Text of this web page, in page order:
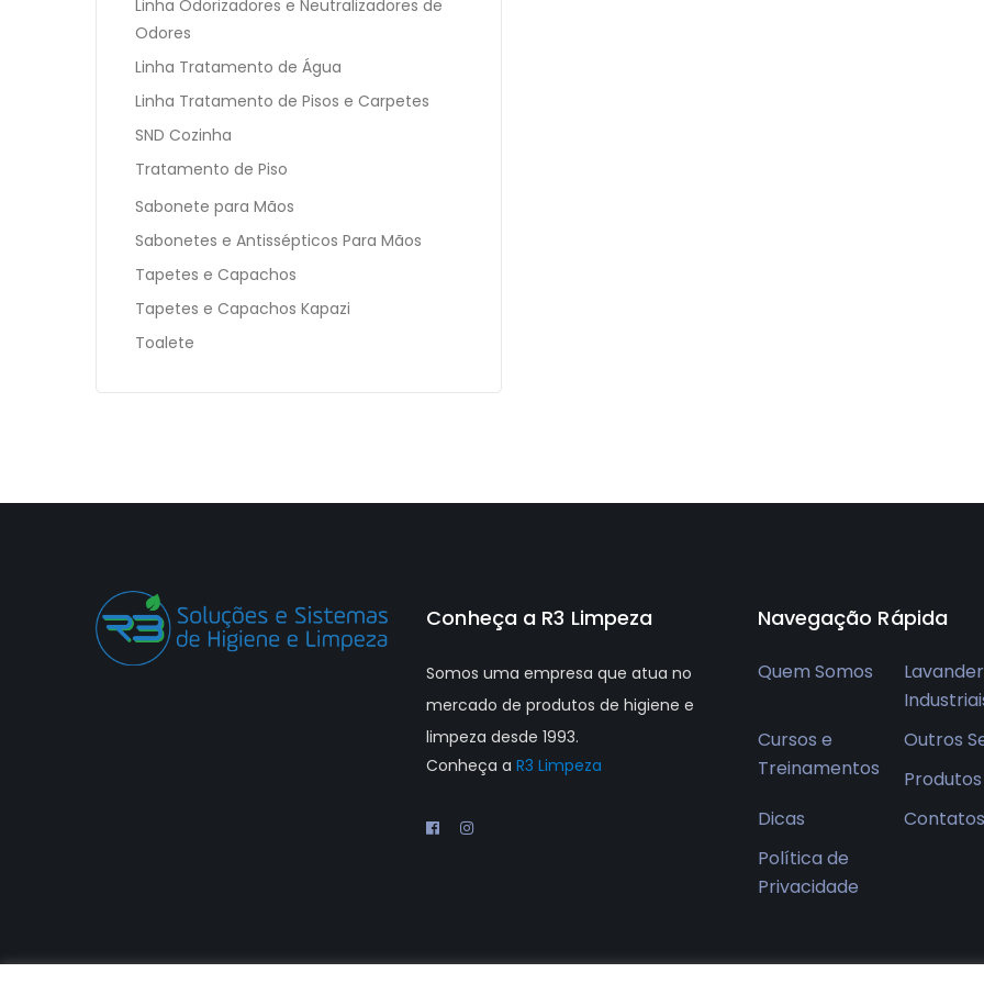
Linha Odorizadores e Neutralizadores de
Odores
Linha Tratamento de Água
Linha Tratamento de Pisos e Carpetes
SND Cozinha
Tratamento de Piso
Sabonete para Mãos
Sabonetes e Antissépticos Para Mãos
Tapetes e Capachos
Tapetes e Capachos Kapazi
Toalete
Conheça a R3 Limpeza
Somos uma empresa que atua no
mercado de produtos de higiene e
limpeza desde 1993.
Conheça aR3 Limpeza
Navegação Rápida
Quem Somos
Cursos e
Treinamentos
Outros
Produtos
Dicas
Contatos
Política de
Privacidade